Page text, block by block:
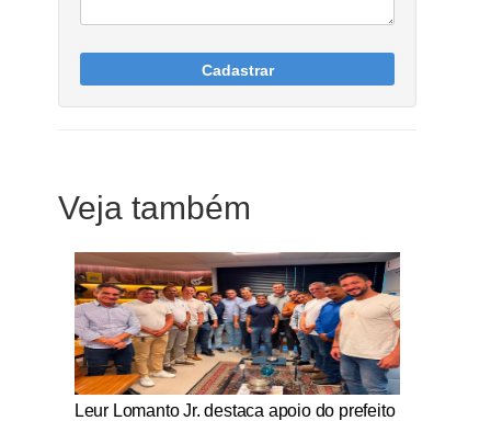
Cadastrar
Veja também
Notícias Católicas
Leur Lomanto Jr. destaca apoio do prefeito